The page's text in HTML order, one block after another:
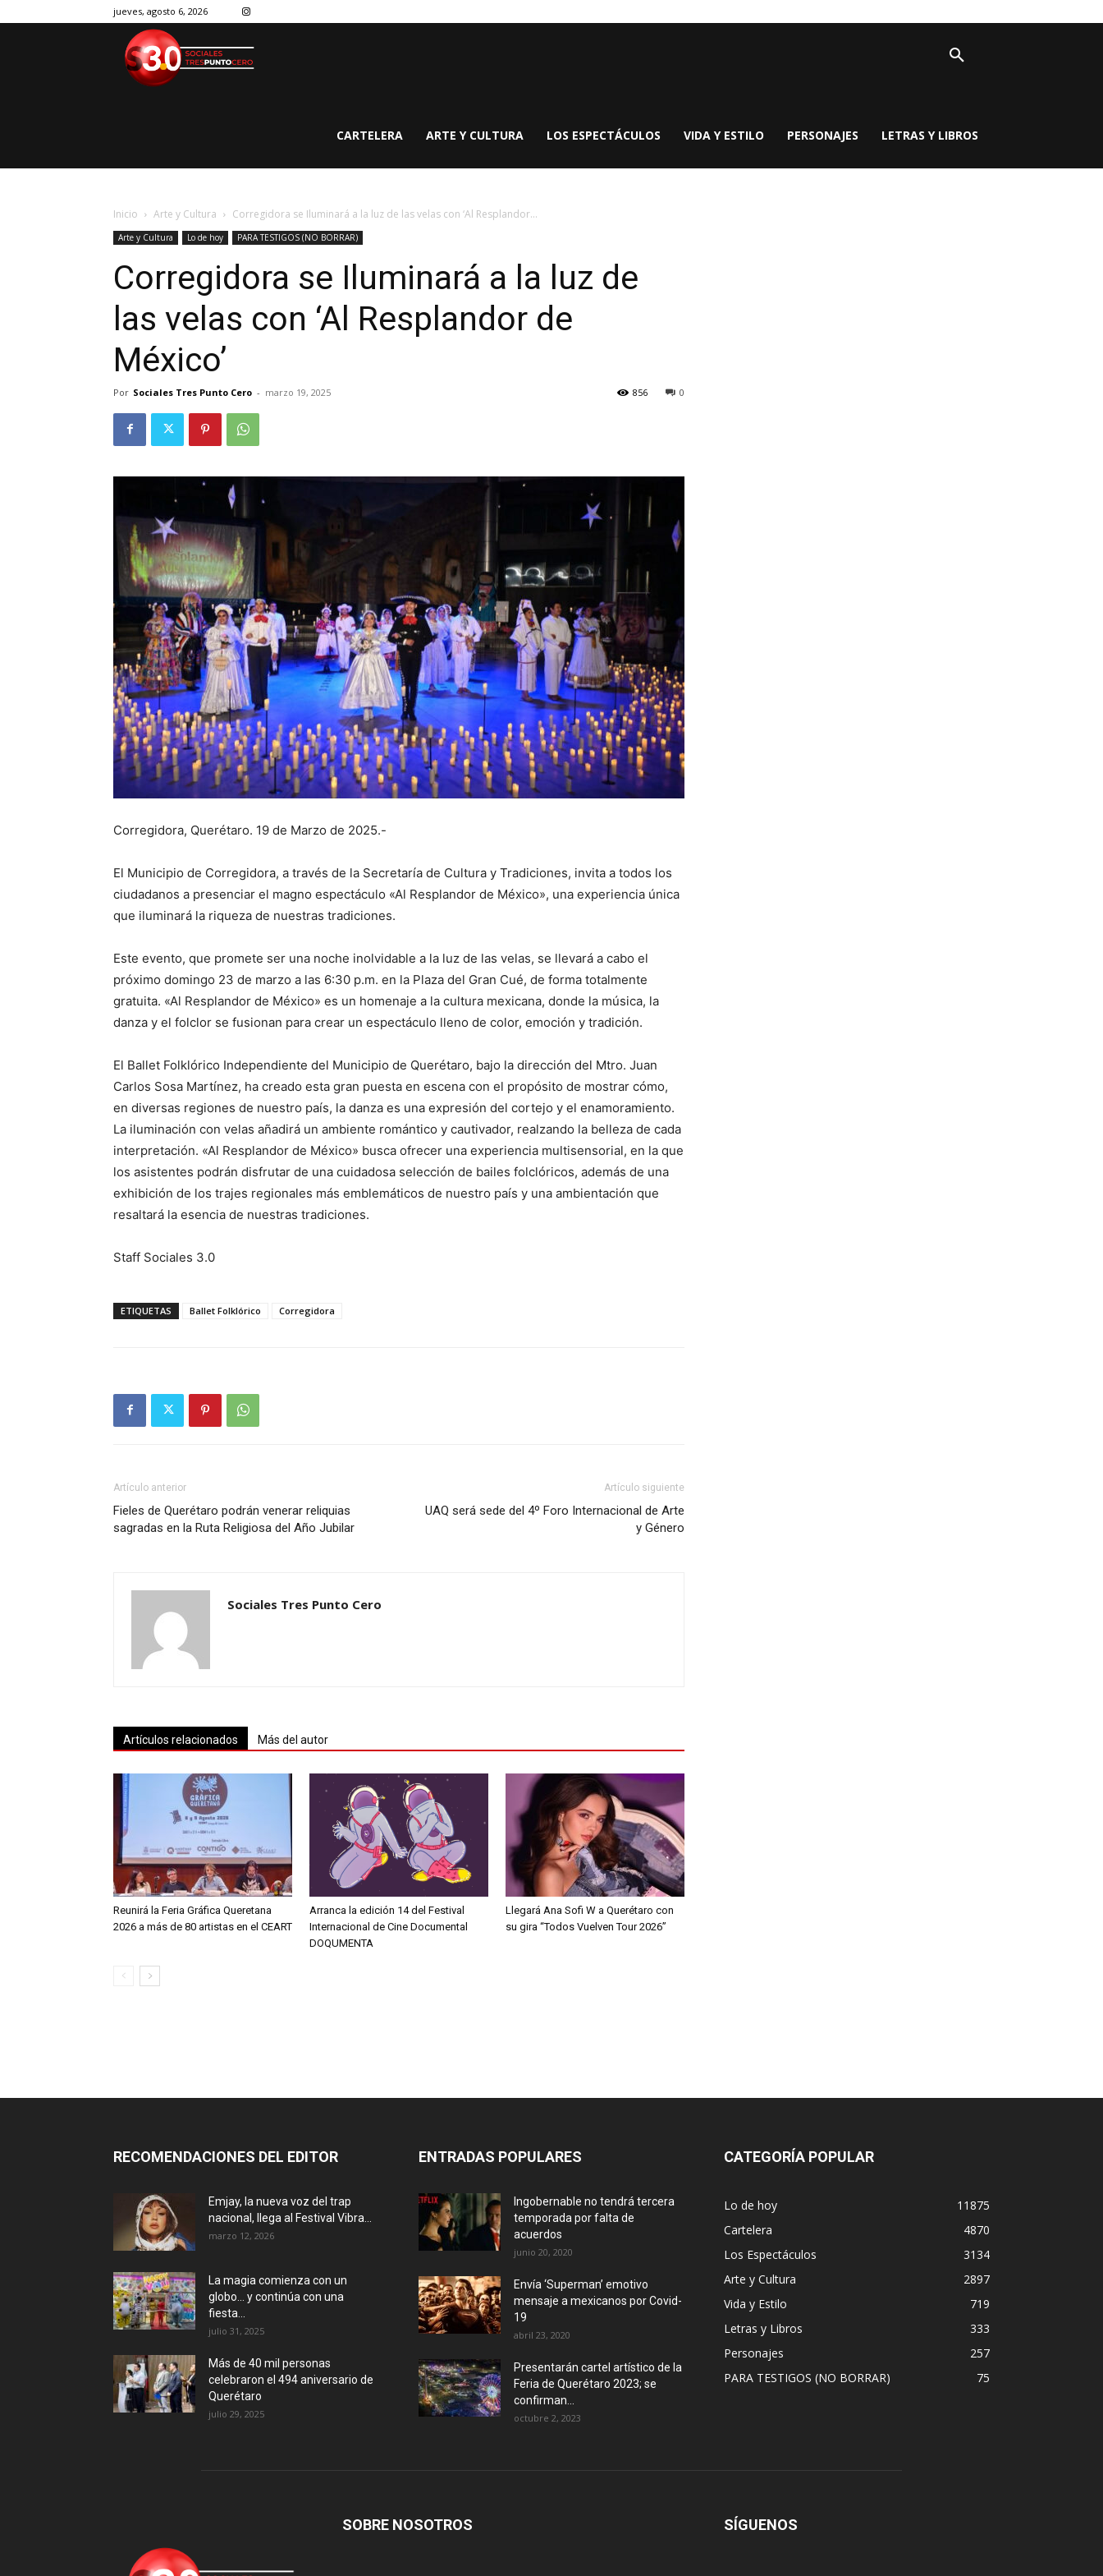
jueves, agosto 6, 2026
CARTELERA ARTE Y CULTURA LOS ESPECTÁCULOS VIDA Y ESTILO PERSONAJES LETRAS Y LIBROS
Inicio Arte y Cultura Corregidora se Iluminará a la luz de las velas con ‘Al Resplandor...
Arte y Cultura Lo de hoy PARA TESTIGOS (NO BORRAR)
Corregidora se Iluminará a la luz de
las velas con ‘Al Resplandor de
México’
Por Sociales Tres Punto Cero - marzo 19, 2025 0
856
Corregidora, Querétaro. 19 de Marzo de 2025.-
El Municipio de Corregidora, a través de la Secretaría de Cultura y Tradiciones, invita a todos los
ciudadanos a presenciar el magno espectáculo «Al Resplandor de México», una experiencia única
que iluminará la riqueza de nuestras tradiciones.
Este evento, que promete ser una noche inolvidable a la luz de las velas, se llevará a cabo el
próximo domingo 23 de marzo a las 6:30 p.m. en la Plaza del Gran Cué, de forma totalmente
gratuita. «Al Resplandor de México» es un homenaje a la cultura mexicana, donde la música, la
danza y el folclor se fusionan para crear un espectáculo lleno de color, emoción y tradición.
El Ballet Folklórico Independiente del Municipio de Querétaro, bajo la dirección del Mtro. Juan
Carlos Sosa Martínez, ha creado esta gran puesta en escena con el propósito de mostrar cómo,
en diversas regiones de nuestro país, la danza es una expresión del cortejo y el enamoramiento.
La iluminación con velas añadirá un ambiente romántico y cautivador, realzando la belleza de cada
interpretación. «Al Resplandor de México» busca ofrecer una experiencia multisensorial, en la que
los asistentes podrán disfrutar de una cuidadosa selección de bailes folclóricos, además de una
exhibición de los trajes regionales más emblemáticos de nuestro país y una ambientación que
resaltará la esencia de nuestras tradiciones.
Staff Sociales 3.0
ETIQUETAS Ballet Folklórico Corregidora
Artículo anterior
Fieles de Querétaro podrán venerar reliquias
sagradas en la Ruta Religiosa del Año Jubilar
Artículo siguiente
UAQ será sede del 4º Foro Internacional de Arte
y Género
Sociales Tres Punto Cero
Artículos relacionados Más del autor
Reunirá la Feria Gráfica Queretana
2026 a más de 80 artistas en el CEART
Arranca la edición 14 del Festival
Internacional de Cine Documental
DOQUMENTA
Llegará Ana Sofi W a Querétaro con
su gira “Todos Vuelven Tour 2026”
RECOMENDACIONES DEL EDITOR
Emjay, la nueva voz del trap
nacional, llega al Festival Vibra...
marzo 12, 2026
La magia comienza con un
globo… y continúa con una
fiesta...
julio 31, 2025
Más de 40 mil personas
celebraron el 494 aniversario de
Querétaro
julio 29, 2025
ENTRADAS POPULARES
Ingobernable no tendrá tercera
temporada por falta de
acuerdos
junio 20, 2020
Envía ‘Superman’ emotivo
mensaje a mexicanos por Covid-
19
abril 23, 2020
Presentarán cartel artístico de la
Feria de Querétaro 2023; se
confirman...
octubre 2, 2023
CATEGORÍA POPULAR
Lo de hoy
11875
Cartelera
4870
Los Espectáculos
3134
Arte y Cultura
2897
Vida y Estilo
719
Letras y Libros
333
Personajes
257
PARA TESTIGOS (NO BORRAR)
75
SOBRE NOSOTROS SÍGUENOS